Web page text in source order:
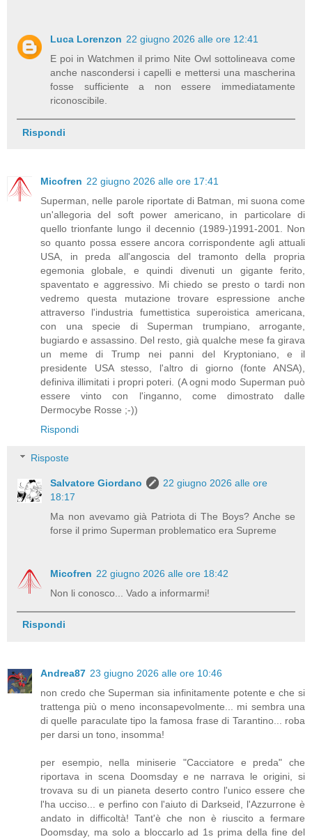
Luca Lorenzon 22 giugno 2026 alle ore 12:41
E poi in Watchmen il primo Nite Owl sottolineava come
anche nascondersi i capelli e mettersi una mascherina
fosse sufficiente a non essere immediatamente
riconoscibile.
Rispondi
Micofren 22 giugno 2026 alle ore 17:41
Superman, nelle parole riportate di Batman, mi suona come
un'allegoria del soft power americano, in particolare di
quello trionfante lungo il decennio (1989-)1991-2001. Non
so quanto possa essere ancora corrispondente agli attuali
USA, in preda all'angoscia del tramonto della propria
egemonia globale, e quindi divenuti un gigante ferito,
spaventato e aggressivo. Mi chiedo se presto o tardi non
vedremo questa mutazione trovare espressione anche
attraverso l'industria fumettistica superoistica americana,
con una specie di Superman trumpiano, arrogante,
bugiardo e assassino. Del resto, già qualche mese fa girava
un meme di Trump nei panni del Kryptoniano, e il
presidente USA stesso, l'altro di giorno (fonte ANSA),
definiva illimitati i propri poteri. (A ogni modo Superman può
essere vinto con l'inganno, come dimostrato dalle
Dermocybe Rosse ;-))
Rispondi
Risposte
Salvatore Giordano
22 giugno 2026 alle ore
18:17
Ma non avevamo già Patriota di The Boys? Anche se
forse il primo Superman problematico era Supreme
Micofren 22 giugno 2026 alle ore 18:42
Non li conosco... Vado a informarmi!
Rispondi
Andrea87 23 giugno 2026 alle ore 10:46
non credo che Superman sia infinitamente potente e che si
trattenga più o meno inconsapevolmente... mi sembra una
di quelle paraculate tipo la famosa frase di Tarantino... roba
per darsi un tono, insomma!
per esempio, nella miniserie "Cacciatore e preda" che
riportava in scena Doomsday e ne narrava le origini, si
trovava su di un pianeta deserto contro l'unico essere che
l'ha ucciso... e perfino con l'aiuto di Darkseid, l'Azzurrone è
andato in difficoltà! Tant'è che non è riuscito a fermare
Doomsday, ma solo a bloccarlo ad 1s prima della fine del